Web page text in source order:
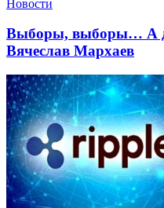
Новости
Выборы, выборы… А
Вячеслав Мархаев